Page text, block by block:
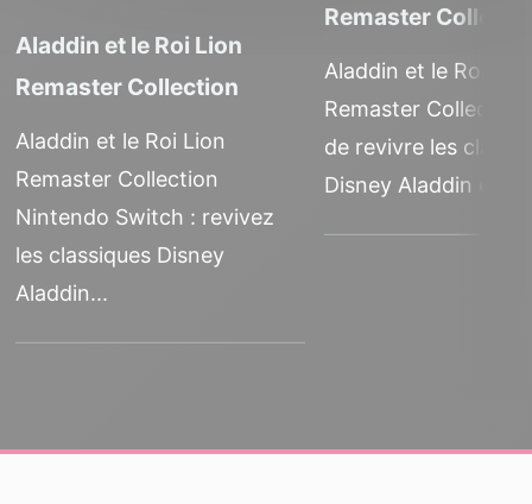
Aladdin et le Roi Lion
Remaster Collection
Aladdin et le Roi Lion
Remaster Collection
Nintendo Switch : revivez
les classiques Disney
Aladdin...
Remaster
Aladdin et le Roi
Remaster
de revivre les
Disney Aladdin et